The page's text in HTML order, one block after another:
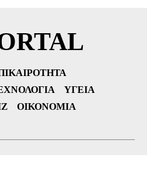
ΥΓΕΊΑ
ΟΙΚΟΝΟΜΊΑ